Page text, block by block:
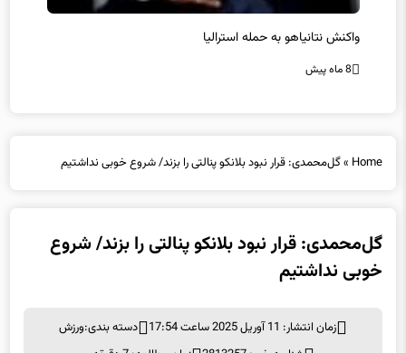
واکنش نتانیاهو به حمله استرالیا
8 ماه پیش
خوبی نداشتیم
شناسه خبر: 2813257
زمان مطالعه: 7 دقیقه